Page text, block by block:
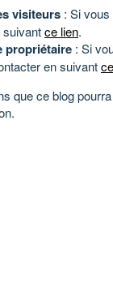
visiteurs : Si
suivantce lien.
propriétaire : Si
en suivant
que ce blog